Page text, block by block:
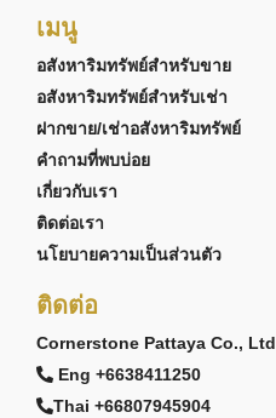
เมนู
อสังหาริมทรัพย์สำหรับขาย
อสังหาริมทรัพย์สำหรับเช่า
ฝากขาย/เช่าอสังหาริมทรัพย์
คำถามที่พบบ่อย
เกี่ยวกับเรา
ติดต่อเรา
นโยบายความเป็นส่วนตัว
ติดต่อ
Cornerstone Pattaya Co., Ltd
Eng +6638411250
Thai +66807945904